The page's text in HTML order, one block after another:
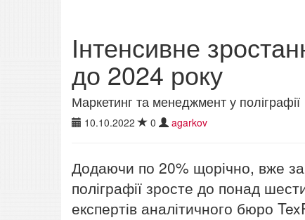
Інтенсивне
до 2024 року
Маркетинг та менеджмент у поліграфії
10.10.2022 0 agarkov
Додаючи по 20% щорічно, вже за
поліграфії зросте до понад
експертів аналітичного бюро